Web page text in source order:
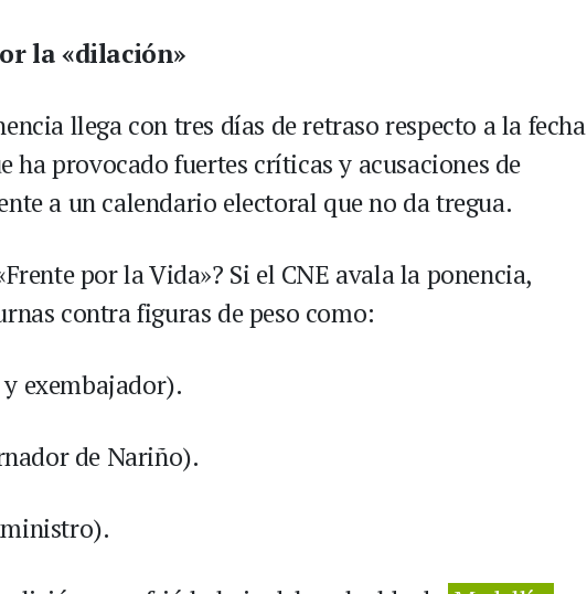
la «dilación»
llega con tres días de retraso respecto a la fecha
ha provocado fuertes críticas y acusaciones de
a un calendario electoral que no da tregua.
por la Vida»? Si el CNE avala la ponencia,
contra figuras de peso como:
exembajador).
de Nariño).